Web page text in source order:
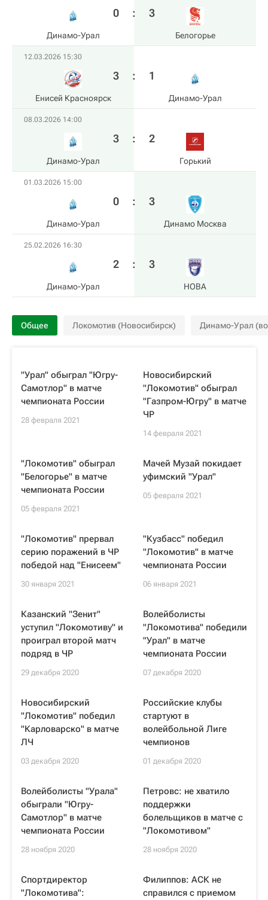
Динамо-Урал
0 : 3
Белогорье
12.03.2026 15:30
Енисей Красноярск
3 : 1
Динамо-Урал
08.03.2026 14:00
Динамо-Урал
3 : 2
Горький
01.03.2026 15:00
Динамо-Урал
0 : 3
Динамо Москва
25.02.2026 16:30
Динамо-Урал
2 : 3
HOBA
Общее Локомотив (Новосибирск) Динамо-Урал
"Урал" обыграл "Югру-
Самотлор" в матче
чемпионата России
28 февраля 2021
Новосибирский
"Локомотив" обыграл
"Газпром-Югру" в матче
ЧР
14 февраля 2021
"Локомотив" обыграл
"Белогорье" в матче
чемпионата России
05 февраля 2021
Мачей Музай покидает
уфимский "Урал"
05 февраля 2021
"Локомотив" прервал
серию поражений в ЧР
победой над "Енисеем"
30 января 2021
"Кузбасс" победил
"Локомотив" в матче
чемпионата России
06 января 2021
Казанский "Зенит"
уступил "Локомотиву" и
проиграл второй матч
подряд в ЧР
29 декабря 2020
Волейболисты
"Локомотива" победили
"Урал" в матче
чемпионата России
07 декабря 2020
Новосибирский
"Локомотив" победил
"Карловарско" в матче
ЛЧ
03 декабря 2020
Российские клубы
стартуют в
волейбольной Лиге
чемпионов
01 декабря 2020
Волейболисты "Урала"
обыграли "Югру-
Самотлор" в матче
чемпионата России
28 ноября 2020
Петровс: не хватило
поддержки
болельщиков в матче с
"Локомотивом"
28 ноября 2020
Спортдиректор
"Локомотива":
Филиппов: АСК не
справился с приемом